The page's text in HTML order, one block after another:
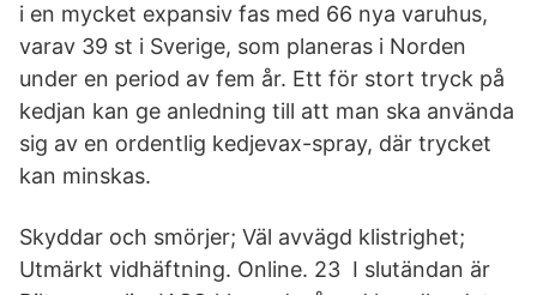
i en mycket expansiv fas med 66 nya varuhus,
varav 39 st i Sverige, som planeras i Norden
under en period av fem år. Ett för stort tryck på
kedjan kan ge anledning till att man ska använda
sig av en ordentlig kedjevax-spray, där trycket
kan minskas.
Skyddar och smörjer; Väl avvägd klistrighet;
Utmärkt vidhäftning. Online. 23 I slutändan är